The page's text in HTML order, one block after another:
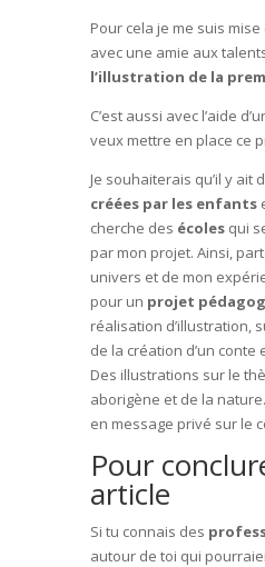
Pour cela je me suis
avec une amie aux
l’illustration de la
C’est aussi avec l’aide
veux mettre en place ce
Je souhaiterais qu’il y ait
créées par les enfants
cherche des écolesqui
par mon projet. Ainsi,
univers et de mon
pour un projet
réalisation d’illustration,
de la création d’un conte
Des illustrations sur le
aborigène et de la
en message privé sur le
Pour
article
Si tu connais des
autour de toi qui